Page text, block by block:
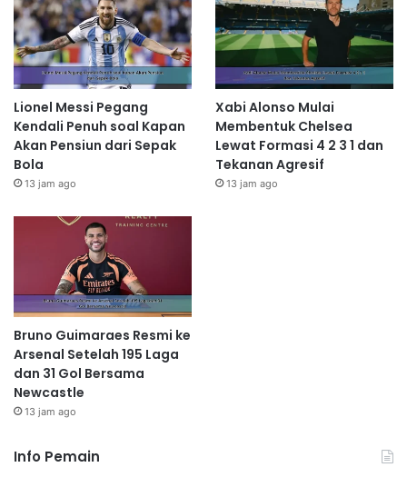
Lionel Messi Pegang
Kendali Penuh soal Kapan
Akan Pensiun dari Sepak
Bola
13 jam ago
Xabi Alonso Mulai
Membentuk Chelsea
Lewat Formasi 4 2 3 1 dan
Tekanan Agresif
13 jam ago
Bruno Guimaraes Resmi ke
Arsenal Setelah 195 Laga
dan 31 Gol Bersama
Newcastle
13 jam ago
Info Pemain